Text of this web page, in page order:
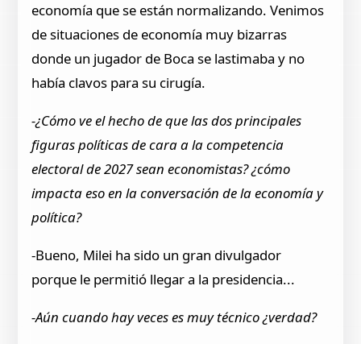
economía que se están normalizando. Venimos
de situaciones de economía muy bizarras
donde un jugador de Boca se lastimaba y no
había clavos para su cirugía.
-¿Cómo ve el hecho de que las dos principales
figuras políticas de cara a la competencia
electoral de 2027 sean economistas? ¿cómo
impacta eso en la conversación de la economía y
política?
-Bueno, Milei ha sido un gran divulgador
porque le permitió llegar a la presidencia...
-Aún cuando hay veces es muy técnico ¿verdad?